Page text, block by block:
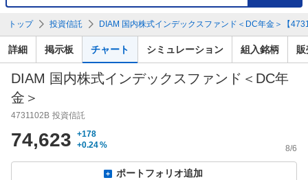
検
索
トップ 投資信託 DIAM 国内株式インデックスファンド＜DC年金＞【
詳細 掲示板 チャート シミュレーション 組入銘柄
DIAM 国内株式インデックスファンド＜DC年
金＞
4731102B 投資信託
74,623
+178
+0.24% 8/6
ポートフォリオ追加